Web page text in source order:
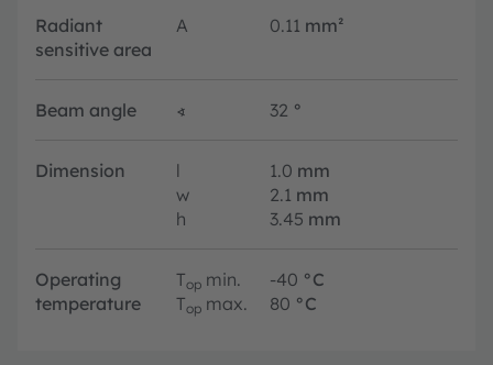
Radiant
sensitive area
A 0.11 mm²
Beam angle ∢ 32 °
Dimension l 1.0 mm
w
2.1 mm
h
3.45 mm
Operating
temperature
Top min. -40 °C
Top max. 80 °C